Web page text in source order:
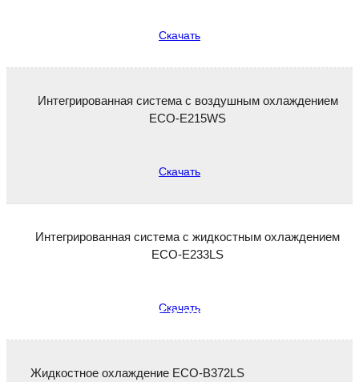
Сервис и поддержка
Скачать
Интегрированная система с воздушным охлаждением
ECO-E215WS
Скачать
Интегрированная система с жидкостным охлаждением
ECO-E233LS
Скачать
Жидкостное охлаждение ECO-B372LS